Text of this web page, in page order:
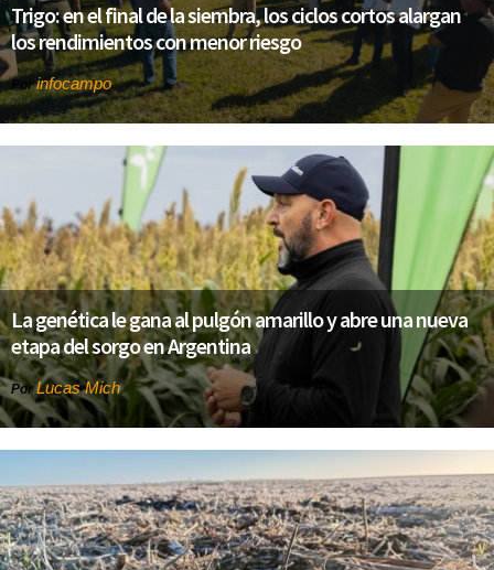
Trigo: en el final de la siembra, los ciclos cortos alargan
los rendimientos con menor riesgo
Porinfocampo
La genética le gana al pulgón amarillo y abre una nueva
etapa del sorgo en Argentina
PorLucas Mich